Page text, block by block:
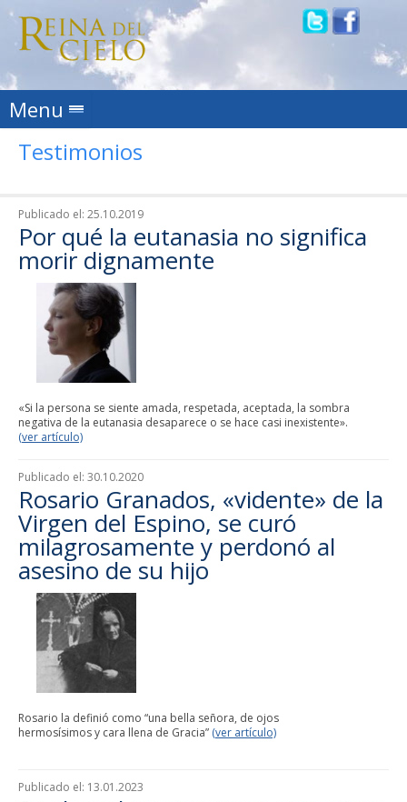
Menu Skip to content
Testimonios
Publicado el: 25.10.2019
Por qué la eutanasia no significa
morir dignamente
«Si la persona se siente amada, respetada, aceptada, la sombra
negativa de la eutanasia desaparece o se hace casi inexistente».
(ver artículo)
Publicado el: 30.10.2020
Rosario Granados, «vidente» de la
Virgen del Espino, se curó
milagrosamente y perdonó al
asesino de su hijo
Rosario la definió como “una bella señora, de ojos
hermosísimos y cara llena de Gracia” (ver artículo)
Publicado el: 13.01.2023